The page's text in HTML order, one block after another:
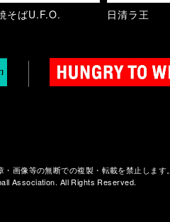
そばU.F.O. 日清ラ王
画像等の無断での複製・転載を禁止します。
Association. All Rights Reserved.